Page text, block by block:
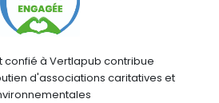
confié à Vertlapub contribue
d'associations caritatives et